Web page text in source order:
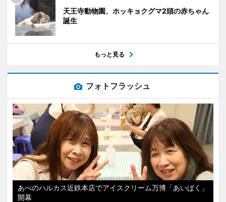
天王寺動物園、ホッキョクグマ2頭の赤ちゃん
誕生
もっと見る
フォトフラッシュ
あべのハルカス近鉄本店でアイスクリーム万博「あいぱく」
開幕